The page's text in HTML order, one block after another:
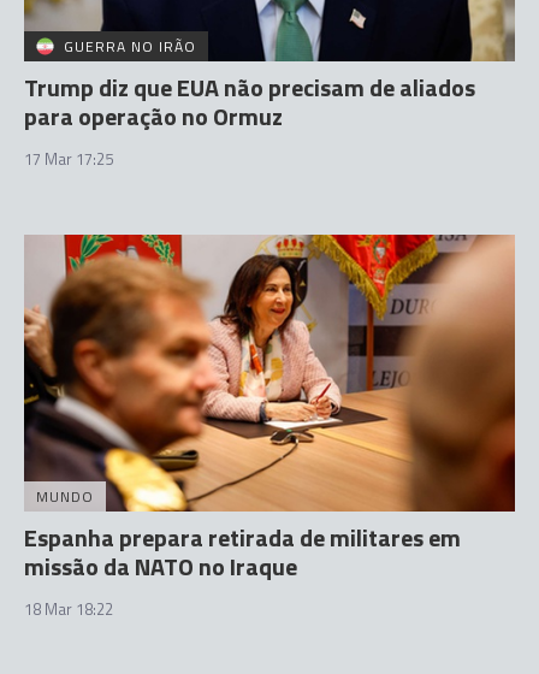
GUERRA NO IRÃO
Trump diz que EUA não precisam de aliados
para operação no Ormuz
17 Mar 17:25
MUNDO
Espanha prepara retirada de militares em
missão da NATO no Iraque
18 Mar 18:22